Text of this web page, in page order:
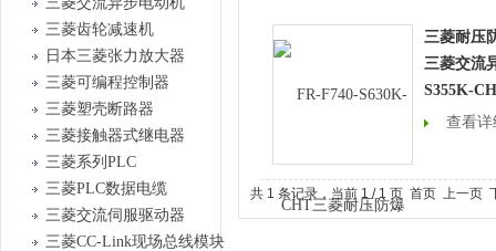
三菱齿轮减速机
日本三菱张力放大器
三菱可编程控制器
三菱塑壳断路器
三菱接触器式继电器
三菱系列PLC
三菱PLC数据电缆
三菱交流伺服驱动器
三菱CC-Link现场总线模块
三菱耐压
三菱交流
S355K-
查看
共 1 条记录，当前 1 / 1 页 首页 上一页